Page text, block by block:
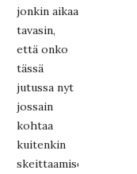
jonkin aikaa
tavasin,
että onko
tässä
jutussa nyt
jossain
kohtaa
kuitenkin
skeittaamisesta…